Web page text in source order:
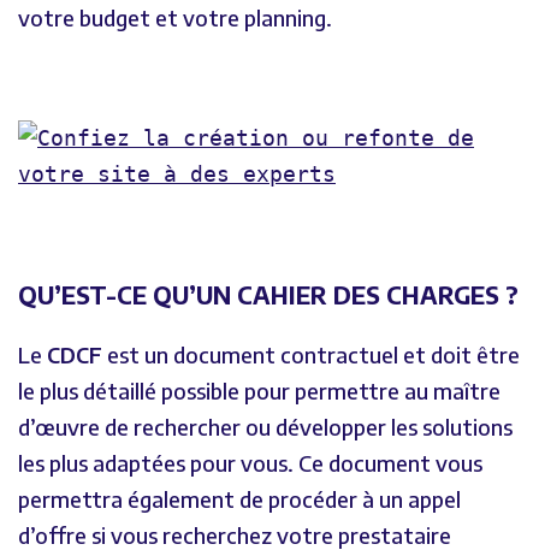
votre budget et votre planning.
QU’EST-CE QU’UN CAHIER DES CHARGES ?
Le CDCF est un document contractuel et doit être
le plus détaillé possible pour permettre au maître
d’œuvre de rechercher ou développer les solutions
les plus adaptées pour vous. Ce document vous
permettra également de procéder à un appel
d’offre si vous recherchez votre prestataire